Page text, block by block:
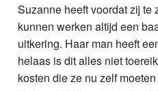
Suzanne heeft voordat zij te
kunnen werken altijd een
uitkering. Haar man heeft
helaas is dit alles niet
kosten die ze nu zelf